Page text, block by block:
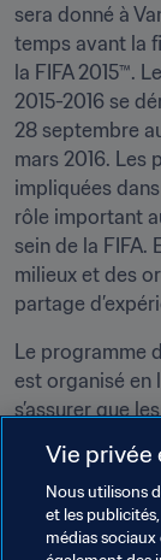
sera donné à
temps avant la
la FIFA 2015™.
2015-2016 se
28 septembre
mars 2016.
impliquées
rôle important
sein de la FIFA.
milieux et des
partage
Le programme
est organisé en
s’assurer que
dans le
stabilité et
tout en offrant
football de
Vie
Nous utilisons
et les
médias